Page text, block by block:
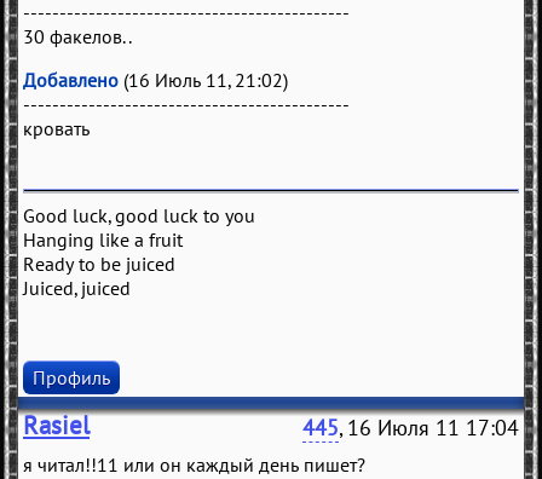
---------------------------------------------
30 факелов..
Добавлено (16 Июль 11, 21:02)
---------------------------------------------
кровать
Good luck, good luck to you
Hanging like a fruit
Ready to be juiced
Juiced, juiced
Профиль
Rasiel 445, 16 Июля 11 17:04
я читал!!11 или он каждый день пишет?